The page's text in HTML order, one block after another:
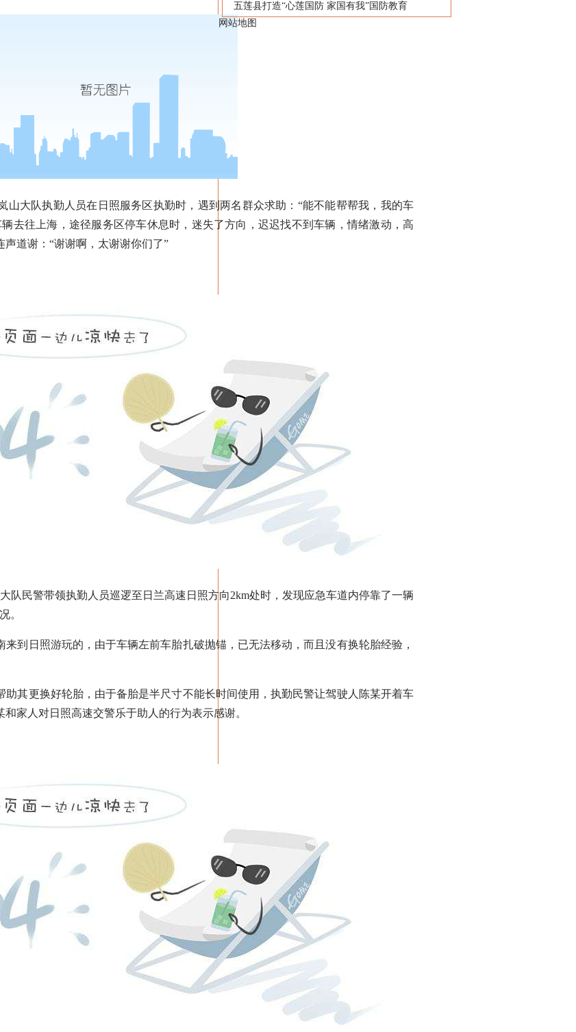
大队执勤人员在日照服务区执勤时，遇到两名群众求助：“能不能帮帮我，我的车
去往上海，途径服务区停车休息时，迷失了方向，迟迟找不到车辆，情绪激动，高
道谢：“谢谢啊，太谢谢你们了”
民警带领执勤人员巡逻至日兰高速日照方向2km处时，发现应急车道内停靠了一辆
。
日照游玩的，由于车辆左前车胎扎破抛锚，已无法移动，而且没有换轮胎经验，
更换好轮胎，由于备胎是半尺寸不能长时间使用，执勤民警让驾驶人陈某开着车
家人对日照高速交警乐于助人的行为表示感谢。
五莲县打造“心莲国防 家国有我”国防教育
网站地图